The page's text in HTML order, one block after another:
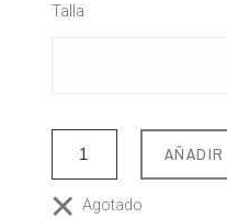
Talla
Agotado